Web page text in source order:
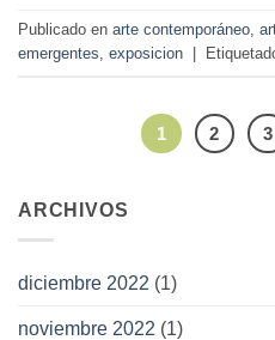
Publicado en arte contemporáneo
emergentes exposicion
1 2 3
ARCHIVOS
diciembre 2022 (1)
noviembre 2022 (1)